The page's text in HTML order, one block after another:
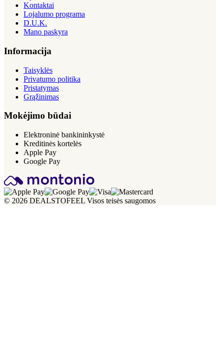
Kontaktai
Lojalumo programa
D.U.K.
Mano paskyra
Informacija
Taisyklės
Privatumo politika
Pristatymas
Grąžinimas
Mokėjimo būdai
Elektroninė bankininkystė
Kreditinės kortelės
Apple Pay
Google Pay
© 2026 DEALSTOFEEL Visos teisės saugomos